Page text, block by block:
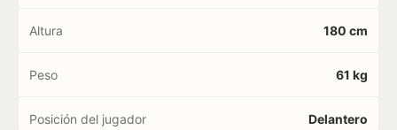
Altura 180 cm
Peso 61 kg
Posición del jugador Delantero